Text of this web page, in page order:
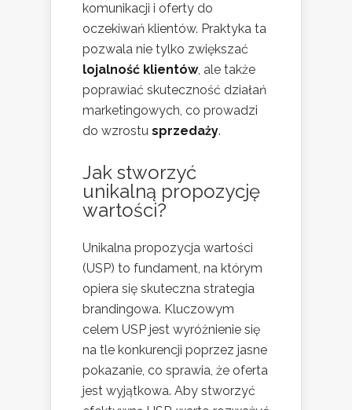
komunikacji i oferty do
oczekiwań klientów. Praktyka ta
pozwala nie tylko zwiększać
lojalność klientów, ale także
poprawiać skuteczność działań
marketingowych, co prowadzi
do wzrostu sprzedaży.
Jak stworzyć
unikalną propozycję
wartości?
Unikalna propozycja wartości
(USP) to fundament, na którym
opiera się skuteczna strategia
brandingowa. Kluczowym
celem USP jest wyróżnienie się
na tle konkurencji poprzez jasne
pokazanie, co sprawia, że oferta
jest wyjątkowa. Aby stworzyć